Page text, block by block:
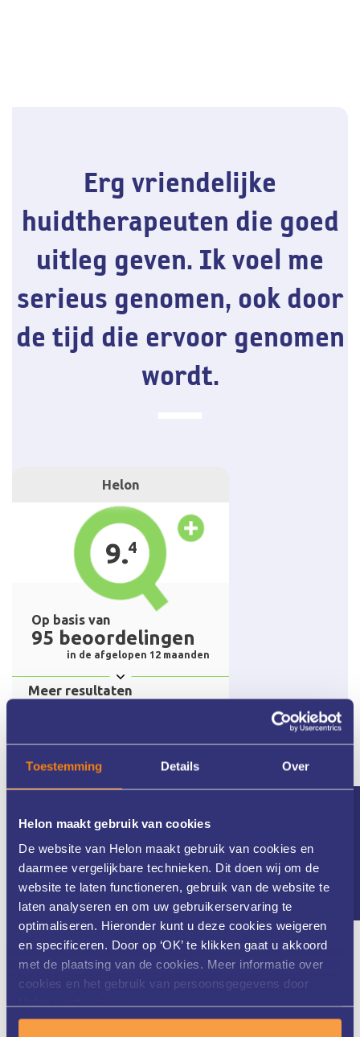
Toestemming Details Over
Helon maakt gebruik van cookies
De website van Helon maakt gebruik van cookies en
daarmee vergelijkbare technieken. Dit doen wij om de
website te laten functioneren, gebruik van de website te
laten analyseren en om uw gebruikerservaring te
optimaliseren. Hieronder kunt u deze cookies weigeren
en specificeren. Door op ‘OK’ te klikken gaat u akkoord
met de plaatsing van de cookies. Meer informatie over
cookies en het gebruik van persoonsgegevens door
Helon vindt uhier.
Erg vriendelijke
huidtherapeuten die goed
uitleg geven. Ik voel me
serieus genomen, ook door
de tijd die ervoor genomen
wordt.
Meer dan 25 jaar ervaring
Helon Huidkliniek in Twente is al meer dan 25 jaar